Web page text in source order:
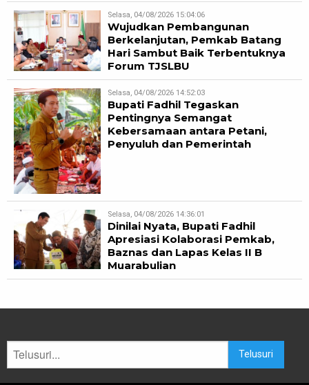
Selasa, 04/08/2026 15:04:06
Wujudkan Pembangunan
Berkelanjutan, Pemkab Batang
Hari Sambut Baik Terbentuknya
Forum TJSLBU
Selasa, 04/08/2026 14:52:03
Bupati Fadhil Tegaskan
Pentingnya Semangat
Kebersamaan antara Petani,
Penyuluh dan Pemerintah
Selasa, 04/08/2026 14:36:01
Dinilai Nyata, Bupati Fadhil
Apresiasi Kolaborasi Pemkab,
Baznas dan Lapas Kelas II B
Muarabulian
Telusuri